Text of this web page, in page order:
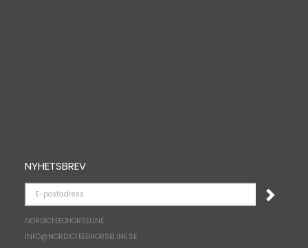
NYHETSBREV
E-
POSTADRESS
NORDICFEEDHORSELINE
INFO@NORDICFEEDHORSELINE.SE